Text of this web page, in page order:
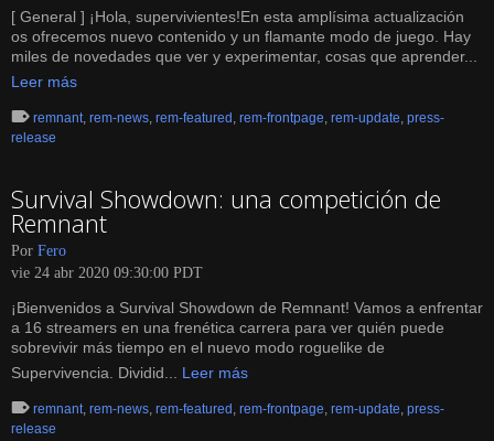
[ General ] ¡Hola, supervivientes!En esta amplísima actualización
os ofrecemos nuevo contenido y un flamante modo de juego. Hay
miles de novedades que ver y experimentar, cosas que aprender...
Leer más
remnant, rem-news, rem-featured , rem-frontpage, rem-update, press-
release
Survival Showdown: una competición de
Remnant
Por Fero
vie 24 abr 2020 09:30:00 PDT
¡Bienvenidos a Survival Showdown de Remnant! Vamos a enfrentar
a 16 streamers en una frenética carrera para ver quién puede
sobrevivir más tiempo en el nuevo modo roguelike de
Supervivencia. Dividid... Leer más
remnant, rem-news, rem-featured , rem-frontpage, rem-update, press-
release